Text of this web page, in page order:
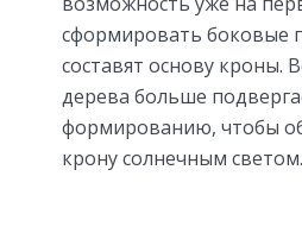
сформировать боковые
составят основу кроны.
дерева больше
формированию, чтобы
крону солнечным светом.